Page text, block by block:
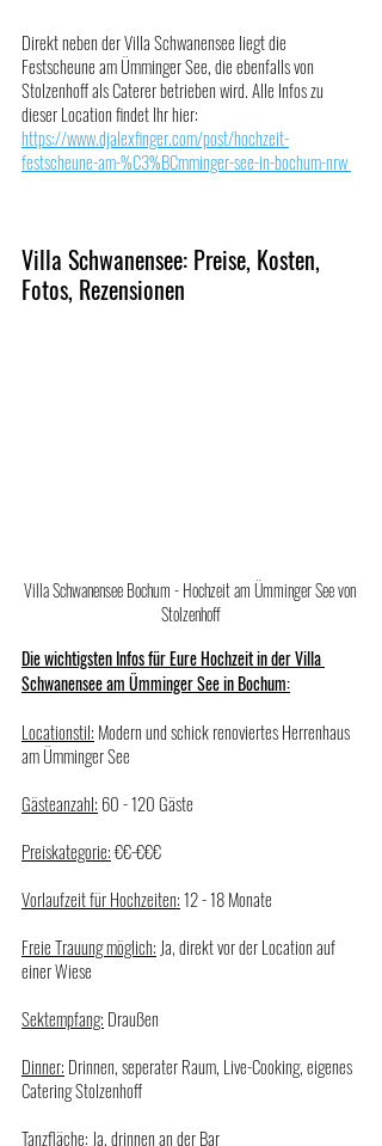
Direkt neben der Villa Schwanensee liegt die
Festscheune am Ümminger See, die ebenfalls von
Stolzenhoff als Caterer betrieben wird. Alle Infos zu
dieser Location findet Ihr hier:
https://www.djalexfinger.com/post/hochzeit-
festscheune-am-%C3%BCmminger-see-in-bochum-nrw
Villa Schwanensee: Preise, Kosten,
Fotos, Rezensionen
Villa Schwanensee Bochum - Hochzeit am Ümminger See von
Stolzenhoff
Die wichtigsten Infos für Eure Hochzeit in der Villa
Schwanensee am Ümminger See in Bochum:
Locationstil: Modern und schick renoviertes Herrenhaus
am Ümminger See
Gästeanzahl: 60 - 120 Gäste
Preiskategorie: €€-€€€
Vorlaufzeit für Hochzeiten: 12 - 18 Monate
Freie Trauung möglich: Ja, direkt vor der Location auf
einer Wiese
Sektempfang: Draußen
Dinner: Drinnen, seperater Raum, Live-Cooking, eigenes
Catering Stolzenhoff
Tanzfläche: Ja, drinnen an der Bar